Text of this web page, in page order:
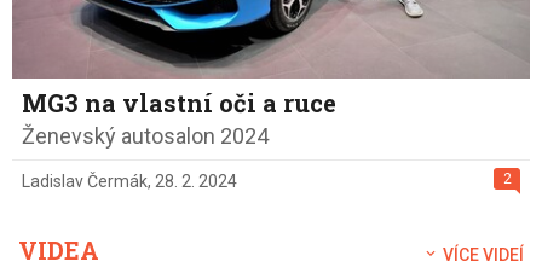
MG3 na vlastní oči a ruce
Ženevský autosalon 2024
2
Ladislav Čermák, 28. 2. 2024
VIDEA VÍCE VIDEÍ